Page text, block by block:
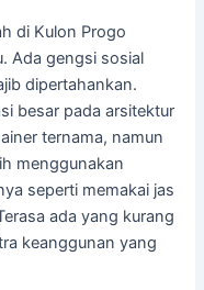
di Kulon Progo
Ada gengsi sosial
dipertahankan.
besar pada arsitektur
ternama, namun
menggunakan
seperti memakai jas
ada yang kurang
keanggunan yang